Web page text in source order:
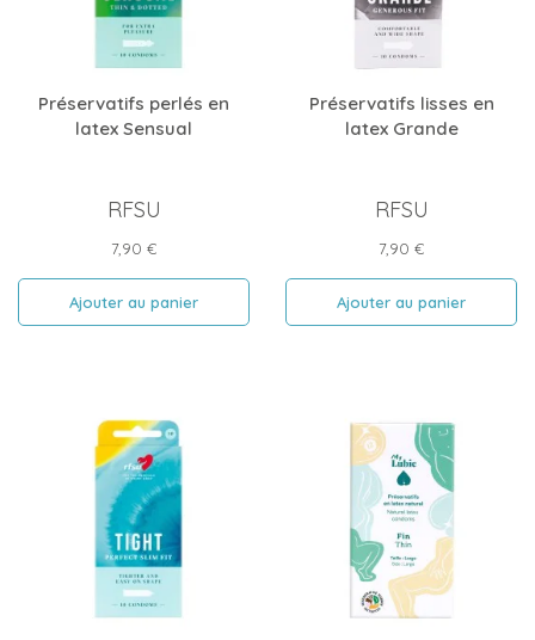
Préservatifs perlés en
latex Sensual
RFSU
Prix
7,90 €
Ajouter au panier
Préservatifs lisses en
latex Grande
RFSU
Prix
7,90 €
Ajouter au panier